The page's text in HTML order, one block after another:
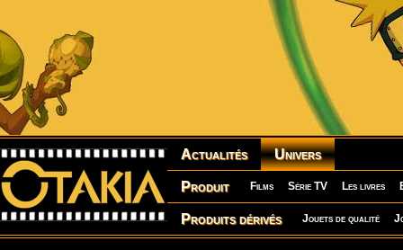
Actualités Univers
Produit Films Série TV Les livres
Produits dérivés Jouets de qualité